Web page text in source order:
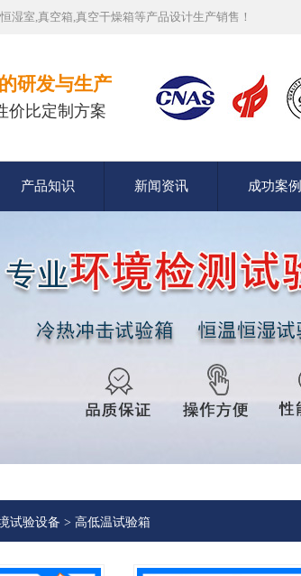
湿室,真空箱,真空干燥箱等产品设计生产销售！
研发与生产
价比定制方案
产品知识 新闻资讯 成功案例
试验设备 > 高低温试验箱